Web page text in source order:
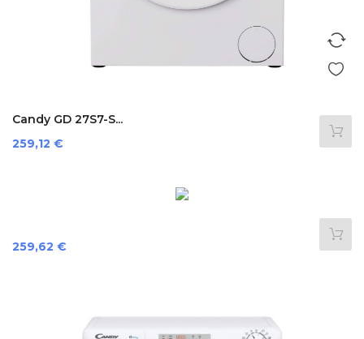
Candy GD 27S7-S...
Preis
259,12 €
Preis
259,62 €